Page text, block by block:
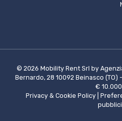
© 2026 Mobility Rent Srl by
Bernardo, 28 10092 Beinasco (TO) -
€ 10.000
Privacy & Cookie Policy|